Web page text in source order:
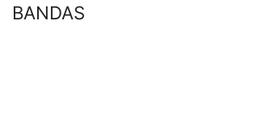
BANDAS